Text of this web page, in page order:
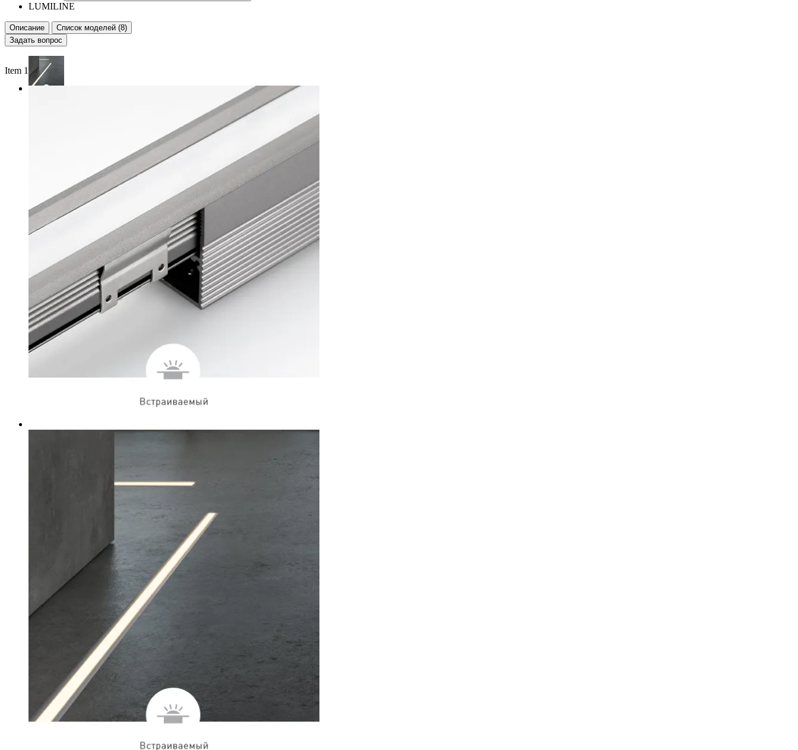
LUMILINE
Описание
Список моделей (8)
Задать вопрос
Item 1 of 2